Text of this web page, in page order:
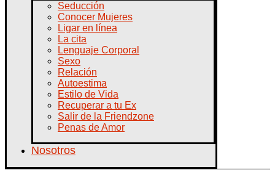
Seducción
Conocer Mujeres
Ligar en línea
La cita
Lenguaje Corporal
Sexo
Relación
Autoestima
Estilo de Vida
Recuperar a tu Ex
Salir de la Friendzone
Penas de Amor
Nosotros